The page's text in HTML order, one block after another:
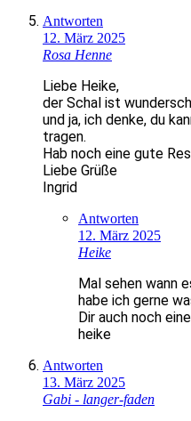
Antworten
12. März 2025
Rosa Henne
Liebe Heike,
der Schal ist
und ja, ich denke, du
tragen.
Hab noch eine gute
Liebe Grüße
Ingrid
Antworten
12. März 2025
Heike
Mal sehen wann
habe ich gerne
Dir auch noch
heike
Antworten
13. März 2025
Gabi - langer-faden